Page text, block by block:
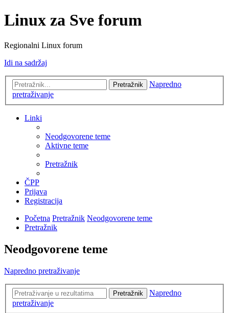
Linux za Sve forum
Regionalni Linux forum
Idi na sadržaj
Pretražnik
Napredno
pretraživanje
Linki
Neodgovorene teme
Aktivne teme
Pretražnik
ČPP
Prijava
Registracija
Početna Pretražnik Neodgovorene teme
Pretražnik
Neodgovorene teme
Napredno pretraživanje
Pretražnik
Napredno
pretraživanje